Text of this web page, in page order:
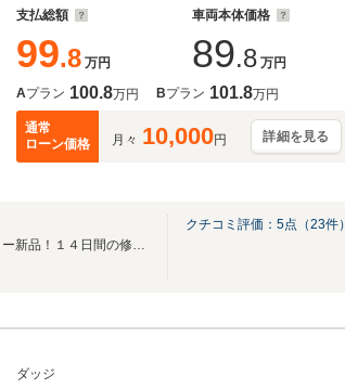
支払総額
99.8 万円
車両本体価格
89.8 万円
Aプラン 100.8万円 Bプラン 101.8万円
通常
ローン価格
月々 10,000円 詳細を見る
【全車リセット納車】バッテリー新品！１４日間の修理保証付＆地元工賃無料
クチコミ評価： 5点（23件）
ダッジ